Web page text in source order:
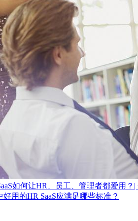
如何让HR、员工、管理者都爱用？
用的HR SaaS应满足哪些标准？